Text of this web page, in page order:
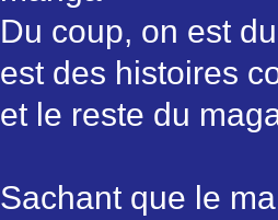
Du coup, on est
est des histoires
et le reste du
Sachant que le